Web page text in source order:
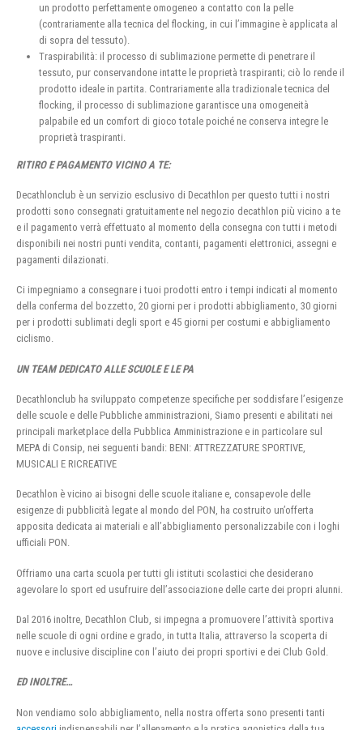
un prodotto perfettamente omogeneo a contatto con la pelle
(contrariamente alla tecnica del flocking, in cui l’immagine è applicata al
di sopra del tessuto).
Traspirabilità: il processo di sublimazione permette di penetrare il
tessuto, pur conservandone intatte le proprietà traspiranti; ciò lo rende il
prodotto ideale in partita. Contrariamente alla tradizionale tecnica del
flocking, il processo di sublimazione garantisce una omogeneità
palpabile ed un comfort di gioco totale poiché ne conserva integre le
proprietà traspiranti.
RITIRO E PAGAMENTO VICINO A TE:
Decathlonclub è un servizio esclusivo di Decathlon per questo tutti i nostri
prodotti sono consegnati gratuitamente nel negozio decathlon più vicino a te
e il pagamento verrà effettuato al momento della consegna con tutti i metodi
disponibili nei nostri punti vendita, contanti, pagamenti elettronici, assegni e
pagamenti dilazionati.
Ci impegniamo a consegnare i tuoi prodotti entro i tempi indicati al momento
della conferma del bozzetto, 20 giorni per i prodotti abbigliamento, 30 giorni
per i prodotti sublimati degli sport e 45 giorni per costumi e abbigliamento
ciclismo.
UN TEAM DEDICATO ALLE SCUOLE E LE PA
Decathlonclub ha sviluppato competenze specifiche per soddisfare l’esigenze
delle scuole e delle Pubbliche amministrazioni, Siamo presenti e abilitati nei
principali marketplace della Pubblica Amministrazione e in particolare sul
MEPA di Consip, nei seguenti bandi: BENI: ATTREZZATURE SPORTIVE,
MUSICALI E RICREATIVE
Decathlon è vicino ai bisogni delle scuole italiane e, consapevole delle
esigenze di pubblicità legate al mondo del PON, ha costruito un’offerta
apposita dedicata ai materiali e all’abbigliamento personalizzabile con i loghi
ufficiali PON.
Offriamo una carta scuola per tutti gli istituti scolastici che desiderano
agevolare lo sport ed usufruire dell’associazione delle carte dei propri alunni.
Dal 2016 inoltre, Decathlon Club, si impegna a promuovere l’attività sportiva
nelle scuole di ogni ordine e grado, in tutta Italia, attraverso la scoperta di
nuove e inclusive discipline con l’aiuto dei propri sportivi e dei Club Gold.
ED INOLTRE…
Non vendiamo solo abbigliamento, nella nostra offerta sono presenti tanti